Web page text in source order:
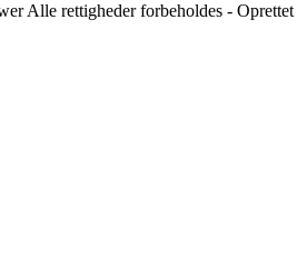
Alle rettigheder forbeholdes - Oprettet